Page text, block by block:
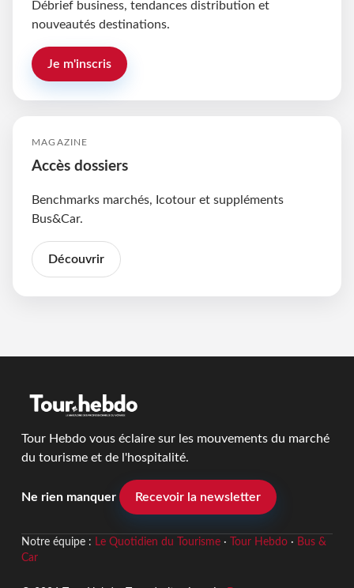
Débrief business, tendances distribution et
nouveautés destinations.
Je m'inscris
MAGAZINE
Accès dossiers
Benchmarks marchés, Icotour et suppléments
Bus&Car.
Découvrir
Tour Hebdo vous éclaire sur les mouvements du marché
du tourisme et de l'hospitalité.
Ne rien manquer Recevoir la newsletter
Notre équipe : Le Quotidien du Tourisme· Tour Hebdo· Bus &
Car